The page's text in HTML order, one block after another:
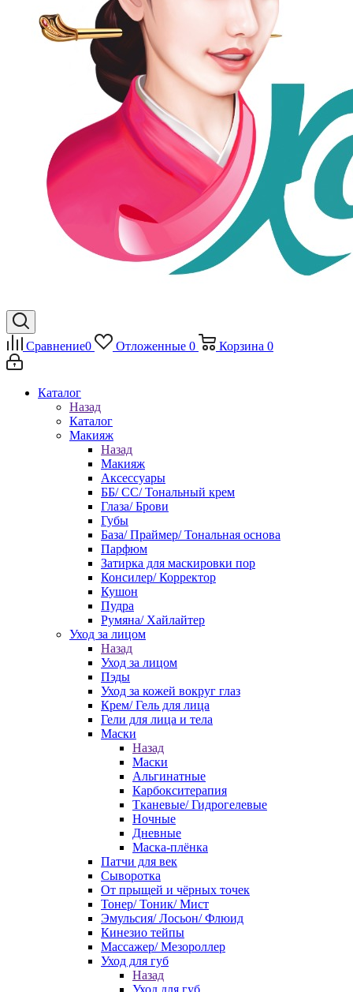
Сравнение0 Отложенные 0 Корзина 0
Каталог
Назад
Каталог
Макияж
Назад
Макияж
Аксессуары
ББ/ СС/ Тональный крем
Глаза/ Брови
Губы
База/ Праймер/ Тональная основа
Парфюм
Затирка для маскировки пор
Консилер/ Корректор
Кушон
Пудра
Румяна/ Хайлайтер
Уход за лицом
Назад
Уход за лицом
Пэды
Уход за кожей вокруг глаз
Крем/ Гель для лица
Гели для лица и тела
Маски
Назад
Маски
Альгинатные
Карбокситерапия
Тканевые/ Гидрогелевые
Ночные
Дневные
Маска-плёнка
Патчи для век
Сыворотка
От прыщей и чёрных точек
Тонер/ Тоник/ Мист
Эмульсия/ Лосьон/ Флюид
Кинезио тейпы
Массажер/ Мезороллер
Уход для губ
Назад
Уход для губ